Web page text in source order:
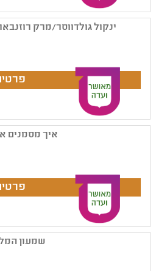
ינקול גולדווסר/מרק
איך מסמנים
שמעון